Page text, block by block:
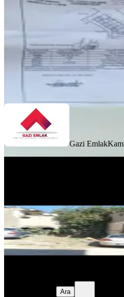
70 m²·92.857/m²
6.500.000 ₺
Gazi EmlakKamile Yılmaz
Gazi Emlak
130 m²·16.923/
2.200.000 ₺
Özturk uralkaya
Ara